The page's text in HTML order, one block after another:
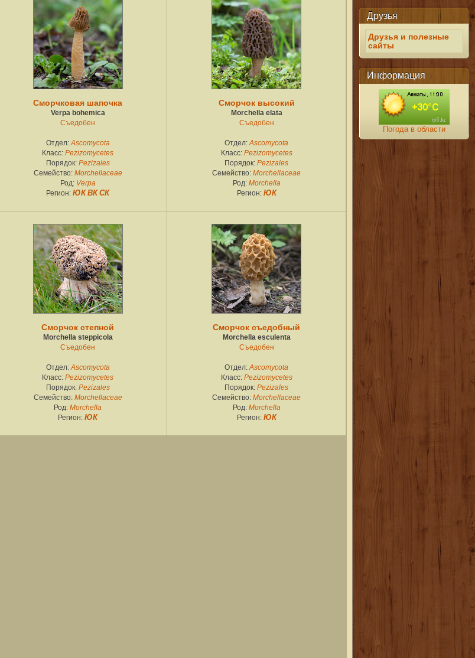
Друзья
Друзья и полезные
сайты
Информация
Погода в области
Сморчковая шапочка
Verpa bohemica
Съедобен
Отдел:Ascomycota
Класс: Pezizomycetes
Порядок: Pezizales
Семейство: Morchellaceae
Род: Verpa
Регион: ЮК ВК СК
Сморчок высокий
Morchella elata
Съедобен
Отдел:Ascomycota
Класс: Pezizomycetes
Порядок: Pezizales
Семейство: Morchellaceae
Род: Morchella
Регион: ЮК
Сморчок степной
Morchella steppicola
Съедобен
Отдел:Ascomycota
Класс: Pezizomycetes
Порядок: Pezizales
Семейство: Morchellaceae
Род: Morchella
Регион: ЮК
Сморчок съедобный
Morchella esculenta
Съедобен
Отдел:Ascomycota
Класс: Pezizomycetes
Порядок: Pezizales
Семейство: Morchellaceae
Род: Morchella
Регион: ЮК